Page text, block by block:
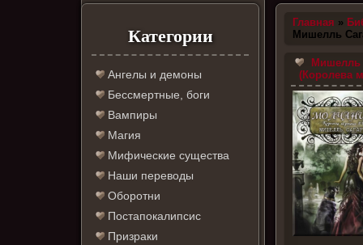
Категории
Ангелы и демоны
Бессмертные, боги
Вампиры
Магия
Мифические существа
Наши переводы
Оборотни
Постапокалипсис
Призраки
Главная »
Мишелль
Мишелль
(Королева